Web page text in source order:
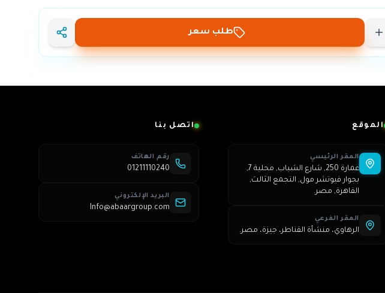
طلب سعر
الموقع
المقر الرئيسي
عمارة 250, شارع الشباب, محلية 7,
بجوار فيوتشر مول, التجمع الثالث,
القاهرة, مصر.
المقر الفرعي
الرهاوي، منشأة القناطر، جيزة، مصر.
اتصل بنا
رقم الهاتف
01211110240
البريد الإلكتروني
Info@abaargroup.com